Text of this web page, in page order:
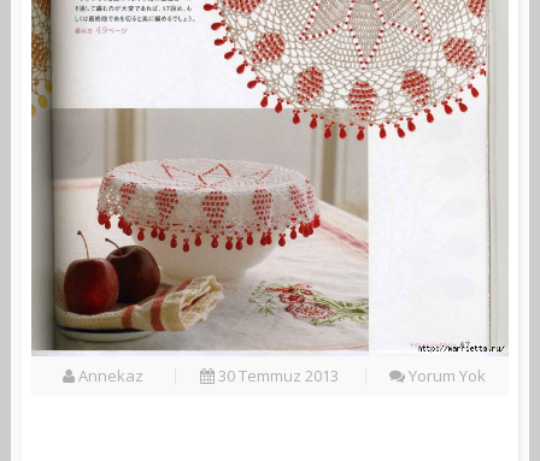
Annekaz 30 Temmuz 2013 Yorum Yok